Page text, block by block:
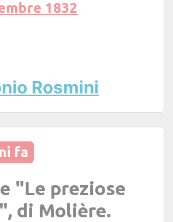
1832
Rosmini
fa
"Le preziose
di Molière.